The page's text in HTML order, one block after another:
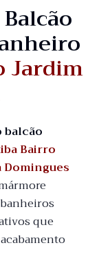
Jardim
Bairro
que